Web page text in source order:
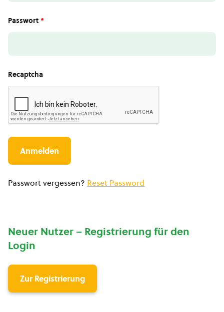
Passwort *
Recaptcha
Passwort vergessen? Reset Password
Neuer Nutzer – Registrierung für den
Login
Zur Registrierung